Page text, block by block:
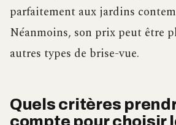
parfaitement aux jardins
Néanmoins, son prix peut être
autres types de brise-vue.
Quels critères
compte pour choisir